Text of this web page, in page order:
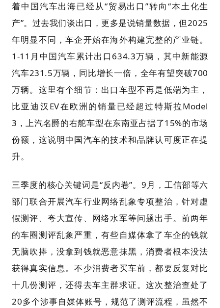
着中国汽车出海已经从“贸易出口”转向“本土化生
产”。过去我们谈出口，更多是说销量数据，但2025
年明显不同，车企开始在海外构建完整的产业链。
1-11月中国汽车累计出口634.3万辆，其中新能源
汽车231.5万辆，同比增长一倍，全年有望突破700
万辆。这里有个细节：出口车型不再是低端为主，
比亚迪汉EV在欧洲的销量已经超过特斯拉Model
3，上汽名爵的右舵车型在东南亚占据了15%的市场
份额，这说明中国汽车的技术和品牌认可度正在提
升。
三季度的核心关键词是“反内卷”。9月，工信部等六
部门联合开展汽车行业网络乱象专项整治，针对虚
假测评、夸大宣传、网络水军等问题出手。前两年
的车圈测评乱象严重，有些自媒体拿了车企的钱就
无脑吹捧，没拿到钱就恶意抹黑，消费者根本没法
获得真实信息。不少消费者买车前，都要反复对比
十几份测评，还得去车主群求证。这次整治查处了
20多个涉事自媒体账号，规范了测评流程，虽然不